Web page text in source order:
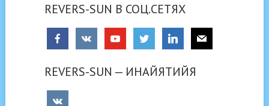
REVERS-SUN В СОЦ.СЕТЯХ
REVERS-SUN — ИНАЙЯТИЙЯ